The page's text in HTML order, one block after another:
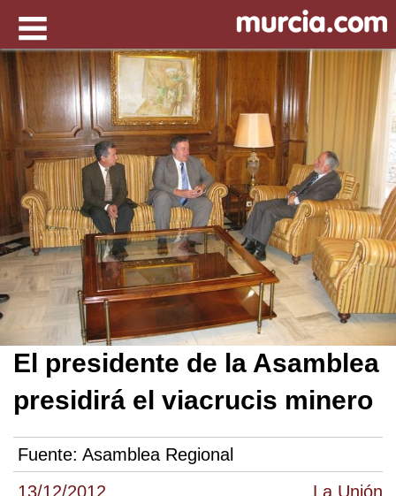
13/12/2012 La Unión
El presidente de la Asamblea
presidirá el viacrucis minero
Fuente: Asamblea Regional